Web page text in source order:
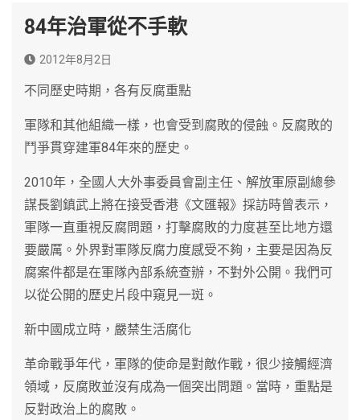
84年治軍從不手軟
2012年8月2日
不同歷史時期，各有反腐重點
軍隊和其他組織一樣，也會受到腐敗的侵蝕。反腐敗的
鬥爭貫穿建軍84年來的歷史。
2010年，全國人大外事委員會副主任、解放軍原副總參
謀長劉鎮武上將在接受香港《文匯報》採訪時曾表示，
軍隊一直重視反腐問題，打擊腐敗的力度甚至比地方還
要嚴厲。外界對軍隊反腐力度感受不夠，主要是因為反
腐案件都是在軍隊內部系統查辦，不對外公開。我們可
以從公開的歷史片段中窺見一斑。
新中國成立時，嚴禁生活腐化
革命戰爭年代，軍隊的使命是對敵作戰，很少接觸經濟
領域，反腐敗並沒有成為一個突出問題。當時，重點是
反對政治上的腐敗。